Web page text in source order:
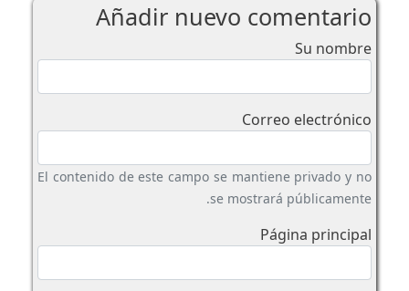
Añadir nuevo comentario
Su nombre
Correo electrónico
El contenido de este campo se mantiene privado y no
se mostrará públicamente.
Página principal